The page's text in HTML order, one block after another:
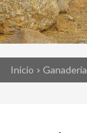
Inicio Ganadería